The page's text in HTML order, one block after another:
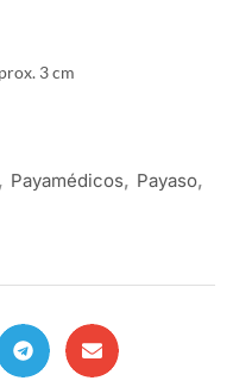
3 cm
Payamédicos, Payaso,